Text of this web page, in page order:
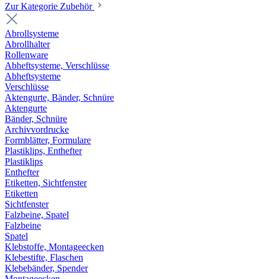
Zur Kategorie Zubehör
Abrollsysteme
Abrollhalter
Rollenware
Abheftsysteme, Verschlüsse
Abheftsysteme
Verschlüsse
Aktengurte, Bänder, Schnüre
Aktengurte
Bänder, Schnüre
Archivvordrucke
Formblätter, Formulare
Plastiklips, Enthefter
Plastiklips
Enthefter
Etiketten, Sichtfenster
Etiketten
Sichtfenster
Falzbeine, Spatel
Falzbeine
Spatel
Klebstoffe, Montageecken
Klebestifte, Flaschen
Klebebänder, Spender